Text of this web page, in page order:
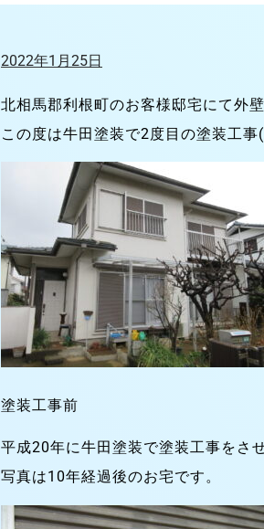
2022年1月25日
北相馬郡利根町のお客様邸宅にて外
この度は牛田塗装で2度目の塗装工
塗装工事前
平成20年に牛田塗装で塗装工事をさ
写真は10年経過後のお宅です。